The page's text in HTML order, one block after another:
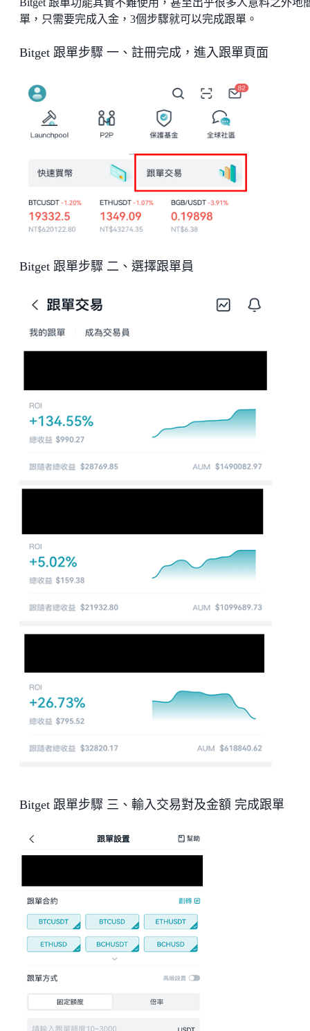
單，只需要完成入金，3個步驟就可以完成跟單。
Bitget 跟單步驟 一、註冊完成，進入跟單頁面
Bitget 跟單步驟 二、選擇跟單員
Bitget 跟單步驟 三、輸入交易對及金額 完成跟單